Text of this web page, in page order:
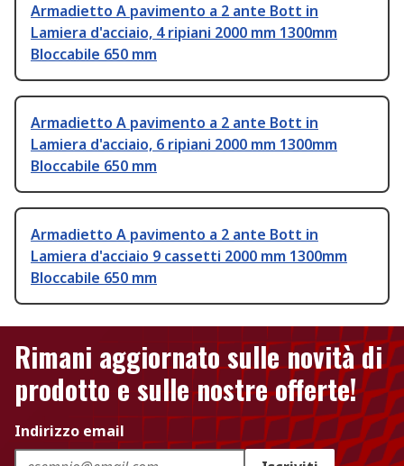
Armadietto A pavimento a 2 ante Bott in
Lamiera d'acciaio, 4 ripiani 2000 mm 1300mm
Bloccabile 650 mm
Armadietto A pavimento a 2 ante Bott in
Lamiera d'acciaio, 6 ripiani 2000 mm 1300mm
Bloccabile 650 mm
Armadietto A pavimento a 2 ante Bott in
Lamiera d'acciaio 9 cassetti 2000 mm 1300mm
Bloccabile 650 mm
Rimani aggiornato sulle novità di
prodotto e sulle nostre offerte!
Indirizzo email